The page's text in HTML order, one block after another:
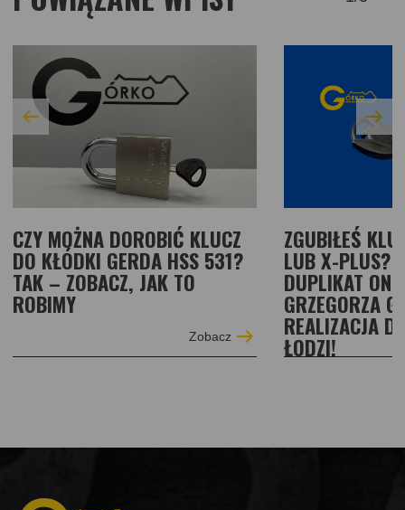
CZY MOŻNA DOROBIĆ KLUCZ
DO KŁÓDKI GERDA HSS 531?
TAK – ZOBACZ, JAK TO
ROBIMY
Zobacz
ZGUBIŁEŚ
LUB X-PLUS?
DUPLIKAT
GRZEGORZA
REALIZACJA
ŁODZI!